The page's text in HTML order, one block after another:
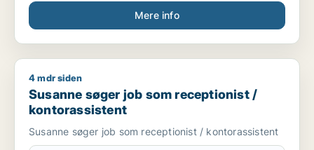
Mere info
Susanne søger job som receptionist / kontorassistent
4 mdr siden
Susanne søger job som receptionist /
kontorassistent
Susanne søger job som receptionist / kontorassistent